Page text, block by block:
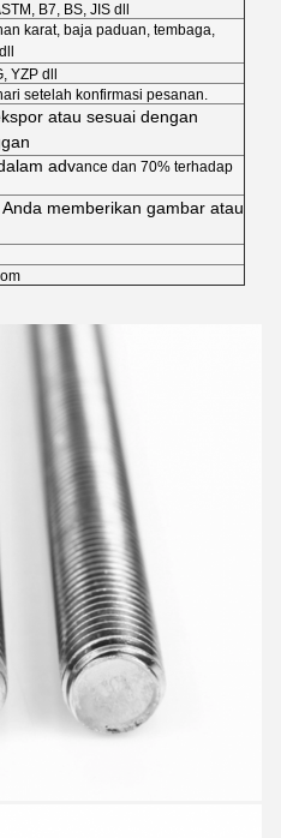
B7, BS, JIS dll
karat, baja paduan, tembaga,
YZP dll
setelah konfirmasi pesanan.
atau sesuai dengan
advance dan 70% terhadap
memberikan gambar atau